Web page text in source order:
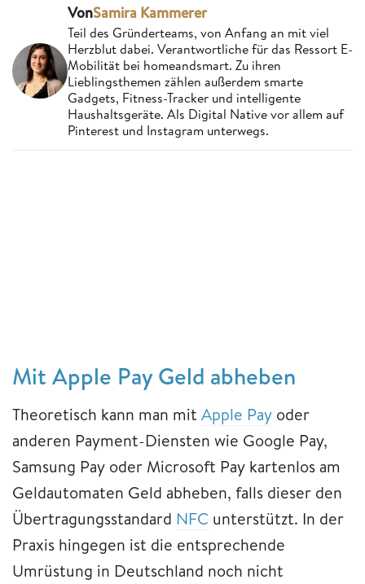
VonSamira Kammerer
Teil des Gründerteams, von Anfang an mit viel
Herzblut dabei. Verantwortliche für das Ressort E-
Mobilität bei homeandsmart. Zu ihren
Lieblingsthemen zählen außerdem smarte
Gadgets, Fitness-Tracker und intelligente
Haushaltsgeräte. Als Digital Native vor allem auf
Pinterest und Instagram unterwegs.
Mit Apple Pay Geld abheben
Theoretisch kann man mit Apple Pay oder
anderen Payment-Diensten wie Google Pay,
Samsung Pay oder Microsoft Pay kartenlos am
Geldautomaten Geld abheben, falls dieser den
Übertragungsstandard NFC unterstützt. In der
Praxis hingegen ist die entsprechende
Umrüstung in Deutschland noch nicht